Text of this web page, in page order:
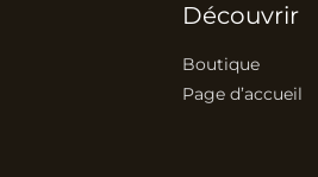
Découvrir
Boutique
Page d’accueil